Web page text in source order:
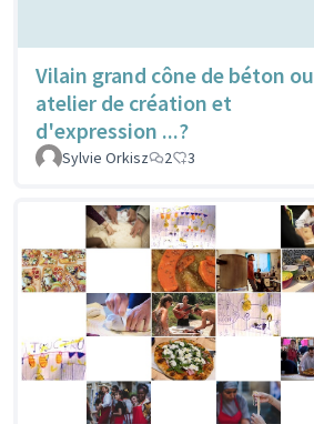
Vilain grand cône de béton ou
atelier de création et
d'expression ...?
Sylvie Orkisz 2 3